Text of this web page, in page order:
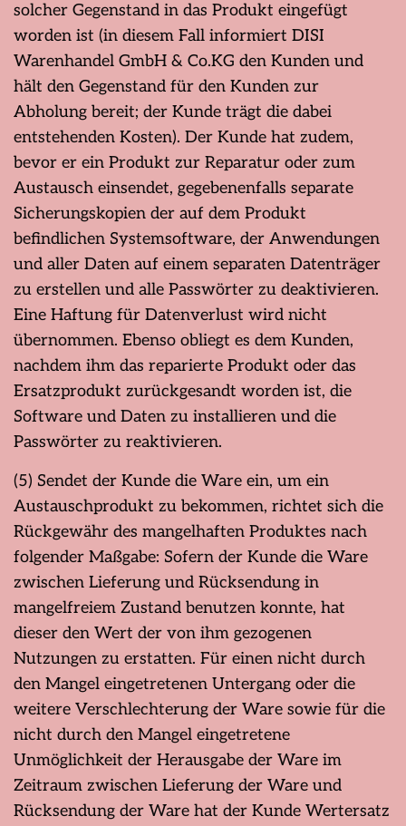
solcher Gegenstand in das Produkt eingefügt
worden ist (in diesem Fall informiert DISI
Warenhandel GmbH & Co.KG den Kunden und
hält den Gegenstand für den Kunden zur
Abholung bereit; der Kunde trägt die dabei
entstehenden Kosten). Der Kunde hat zudem,
bevor er ein Produkt zur Reparatur oder zum
Austausch einsendet, gegebenenfalls separate
Sicherungskopien der auf dem Produkt
befindlichen Systemsoftware, der Anwendungen
und aller Daten auf einem separaten Datenträger
zu erstellen und alle Passwörter zu deaktivieren.
Eine Haftung für Datenverlust wird nicht
übernommen. Ebenso obliegt es dem Kunden,
nachdem ihm das reparierte Produkt oder das
Ersatzprodukt zurückgesandt worden ist, die
Software und Daten zu installieren und die
Passwörter zu reaktivieren.
(5) Sendet der Kunde die Ware ein, um ein
Austauschprodukt zu bekommen, richtet sich die
Rückgewähr des mangelhaften Produktes nach
folgender Maßgabe: Sofern der Kunde die Ware
zwischen Lieferung und Rücksendung in
mangelfreiem Zustand benutzen konnte, hat
dieser den Wert der von ihm gezogenen
Nutzungen zu erstatten. Für einen nicht durch
den Mangel eingetretenen Untergang oder die
weitere Verschlechterung der Ware sowie für die
nicht durch den Mangel eingetretene
Unmöglichkeit der Herausgabe der Ware im
Zeitraum zwischen Lieferung der Ware und
Rücksendung der Ware hat der Kunde Wertersatz